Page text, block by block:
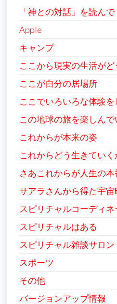
「神との対話」を読んで
Apple
キャンプ
ここから現実の生活が
ここが自分の居場所
ここでいろいろな体験を
この地球の旅を楽しんで
これからが本来の姿
これからどう生きていく
さあこれからが人生の本
サアラさんから得た宇
スピリチャルコーディ
スピリチャルはある
スピリチャル雑談サロン
スポーツ
その他
バージョンアップ情報